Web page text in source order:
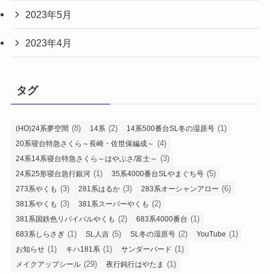
2023年5月
2023年4月
タグ
(HO)24系夢空間 (8) 14系 (2) 14系500番台SL冬の湿原号 (1)
20系寝台特急さくら～長崎・佐世保編成～ (4)
24系14系寝台特急さくら～はやぶさ/富士～ (3)
24系25形寝台急行銀河 (1) 35系4000番台SLやまぐち号 (5)
273系やくも (3) 281系はるか (3) 283系オーシャンアロー (6)
381系やくも (3) 381系スーパーやくも (2)
381系国鉄色リバイバルやくも (2) 683系4000番台 (1)
683系しらさぎ (1) SL人吉 (5) SL冬の湿原号 (2) YouTube (1)
お知らせ (1) キハ181系 (1) サンダーバード (1)
メイクアップシール (29) 夜行鈍行はやたま (1)